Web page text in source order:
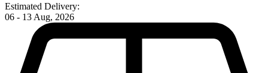
Estimated Delivery:
06 - 13 Aug, 2026